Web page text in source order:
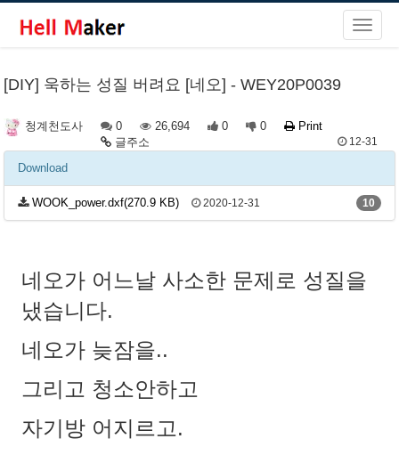
[DIY] 욱하는 성질 버려요 [네오] - WEY20P0039
청계천도사 0 26,694 0 0
Print
글주소
12-31
Download
WOOK_power.dxf(270.9 KB) 2020-12-31 10
네오가 어느날 사소한 문제로 성질을
냈습니다.
네오가 늦잠을..
그리고 청소안하고
자기방 어지르고.